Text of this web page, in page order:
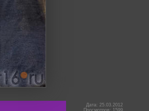
Дата: 25.03.2012